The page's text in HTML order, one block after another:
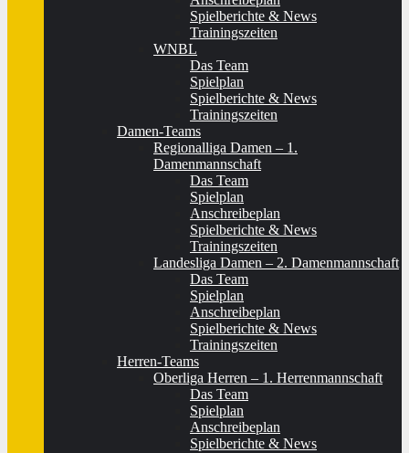
Spielberichte & News
Trainingszeiten
WNBL
Das Team
Spielplan
Spielberichte & News
Trainingszeiten
Damen-Teams
Regionalliga Damen – 1.
Damenmannschaft
Das Team
Spielplan
Anschreibeplan
Spielberichte & News
Trainingszeiten
Landesliga Damen – 2. Damenmannschaft
Das Team
Spielplan
Anschreibeplan
Spielberichte & News
Trainingszeiten
Herren-Teams
Oberliga Herren – 1. Herrenmannschaft
Das Team
Spielplan
Anschreibeplan
Spielberichte & News